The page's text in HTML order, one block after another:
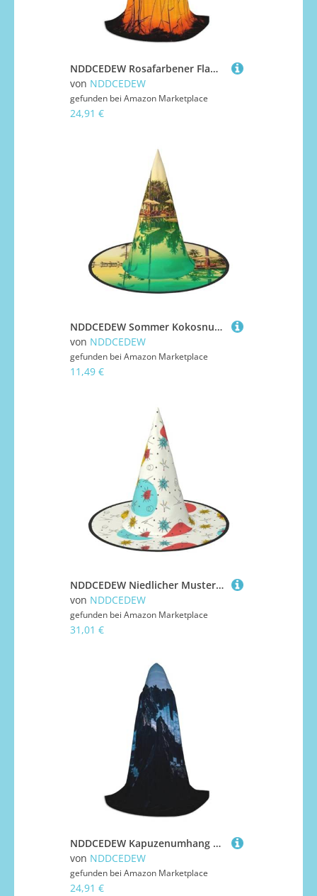
NDDCEDEW Rosafarbener Flamingo-Sonnenuntergang-Druck, Kapuzenumhang für Teenager, bodenlanger Kapuzenumhang
von NDDCEDEW
gefunden bei Amazon Marketplace
24,91 €
NDDCEDEW Sommer Kokosnussbaum Druck Halloween Hüte Hexe Zauberer Hüte für Festlichkeiten Cosplay
von NDDCEDEW
gefunden bei Amazon Marketplace
11,49 €
NDDCEDEW Niedlicher Muster-Druck, Halloween-Hüte, Hexen-Zauberer-Hüte für Feste, Cosplay
von NDDCEDEW
gefunden bei Amazon Marketplace
31,01 €
NDDCEDEW Kapuzenumhang mit schmelzendem Schnee-Berg-Druck, für Teenager, bodenlanger Kapuzenumhang
von NDDCEDEW
gefunden bei Amazon Marketplace
24,91 €